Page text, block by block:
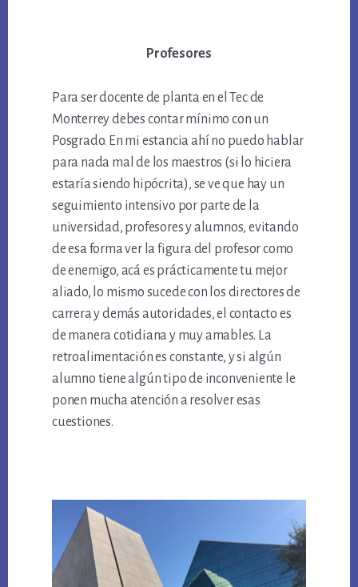
Profesores
Para ser docente de planta en el Tec de
Monterrey debes contar mínimo con un
Posgrado. En mi estancia ahí no puedo hablar
para nada mal de los maestros (si lo hiciera
estaría siendo hipócrita), se ve que hay un
seguimiento intensivo por parte de la
universidad, profesores y alumnos, evitando
de esa forma ver la figura del profesor como
de enemigo, acá es prácticamente tu mejor
aliado, lo mismo sucede con los directores de
carrera y demás autoridades, el contacto es
de manera cotidiana y muy amables. La
retroalimentación es constante, y si algún
alumno tiene algún tipo de inconveniente le
ponen mucha atención a resolver esas
cuestiones.